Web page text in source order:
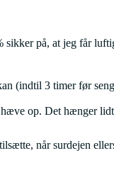
sikker på, at jeg får
(indtil 3 timer før
op. Det hænger lidt
når surdejen